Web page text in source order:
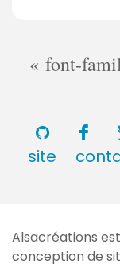
font-
site
Alsacréations
conception de